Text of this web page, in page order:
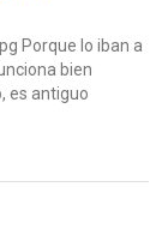
Porque lo iban a
bien
es antiguo